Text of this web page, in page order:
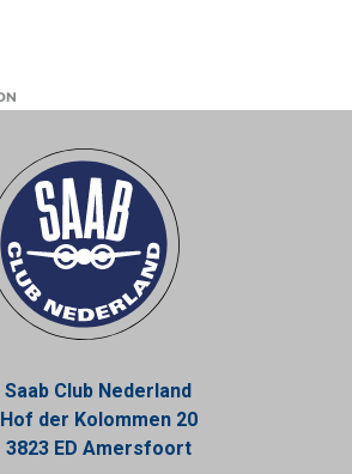
Saab Club Nederland
Hof der Kolommen 20
3823 ED Amersfoort